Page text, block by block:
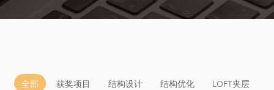
全部 获奖项目 结构设计 结构优化
LOFT夹层